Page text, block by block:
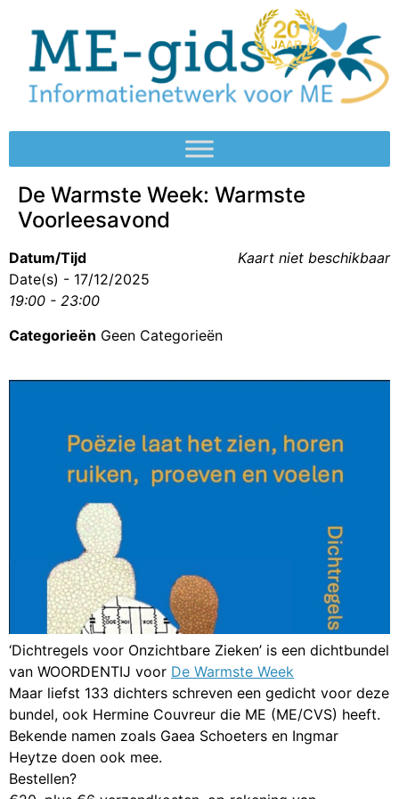
De Warmste Week: Warmste
Voorleesavond
Kaart niet beschikbaar
Datum/Tijd
Date(s) - 17/12/2025
19:00 - 23:00
Categorieën Geen Categorieën
‘Dichtregels voor Onzichtbare Zieken’ is een dichtbundel
van WOORDENTIJ voor De Warmste Week
Maar liefst 133 dichters schreven een gedicht voor deze
bundel, ook Hermine Couvreur die ME (ME/CVS) heeft.
Bekende namen zoals Gaea Schoeters en Ingmar
Heytze doen ook mee.
Bestellen?